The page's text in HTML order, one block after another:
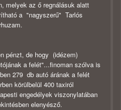
melyek az ő regnálásuk alatt
a "nagyszerű" Tarlós
pénzt, de hogy (idézem)
a felét"...finoman szólva is
279 db autó árának a felét
körülbelül 400 taxiról
engedélyek viszonylatában
elenyésző.